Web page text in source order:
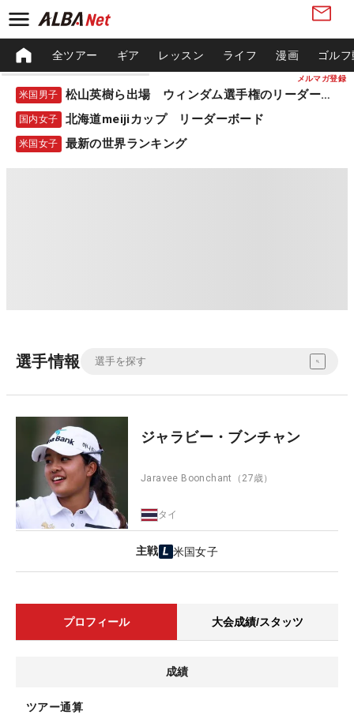
メルマガ登録
全ツアー ギア レッスン ライフ 漫画 ゴル
米国男子 松山英樹ら出場 ウィンダム選手権のリーダーボード
国内女子 北海道meijiカップ リーダーボード
米国女子 最新の世界ランキング
選手情報
ジャラビー・ブンチャン
Jaravee Boonchant （27歳）
タイ
主戦 米国女子
プロフィール 大会成績/スタッツ
成績
ツアー通算